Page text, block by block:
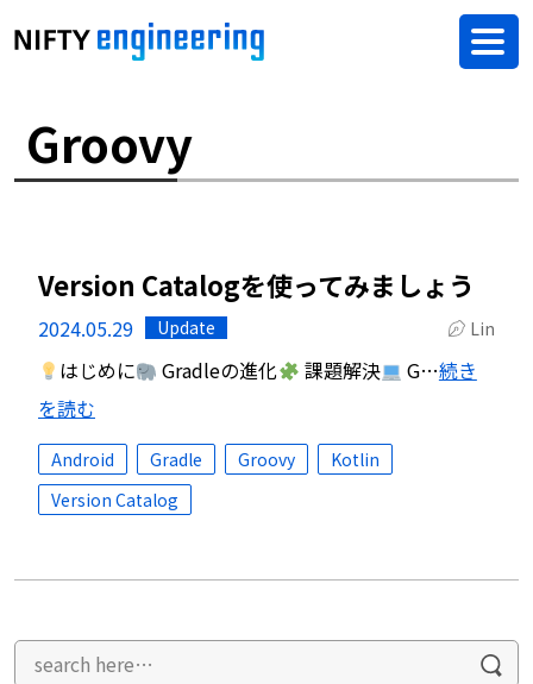
Groovy
Version Catalogを使ってみましょう
2024.05.29 Update Lin
はじめに Gradleの進化 課題解決 G…続き
を読む
Android Gradle Groovy
Kotlin
Version Catalog